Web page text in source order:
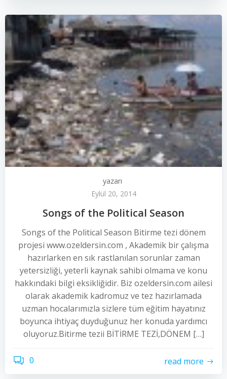
yazarı
Eylül 20, 2014
Songs of the Political Season
Songs of the Political Season Bitirme tezi dönem
projesi www.ozeldersin.com , Akademik bir çalışma
hazırlarken en sık rastlanılan sorunlar zaman
yetersizliği, yeterli kaynak sahibi olmama ve konu
hakkındaki bilgi eksikliğidir. Biz ozeldersin.com ailesi
olarak akademik kadromuz ve tez hazırlamada
uzman hocalarımızla sizlere tüm eğitim hayatınız
boyunca ihtiyaç duyduğunuz her konuda yardımcı
oluyoruz.Bitirme tezii BİTİRME TEZİ,DÖNEM […]
0 read more